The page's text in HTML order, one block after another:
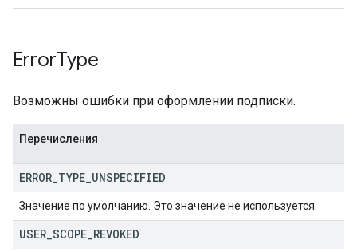
ErrorType
Возможны ошибки при оформлении подписки.
Перечисления
ERROR TYPE UNSPECIFIED
Значение по умолчанию. Это значение не используется.
USER SCOPE REVOKED